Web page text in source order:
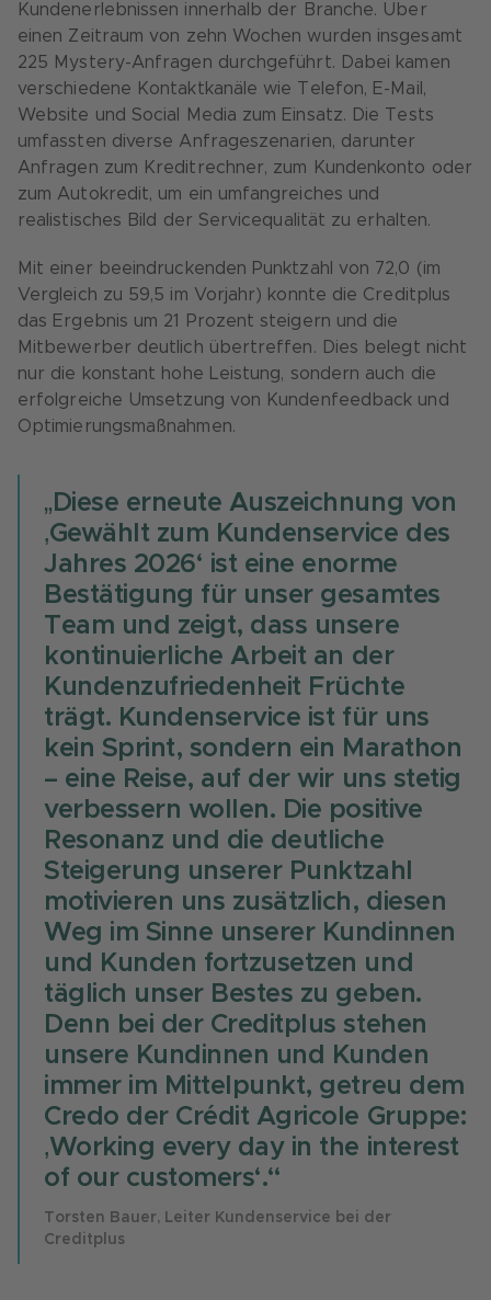
Kundenerlebnissen innerhalb der Branche. Über
einen Zeitraum von zehn Wochen wurden insgesamt
225 Mystery-Anfragen durchgeführt. Dabei kamen
verschiedene Kontaktkanäle wie Telefon, E-Mail,
Website und Social Media zum Einsatz. Die Tests
umfassten diverse Anfrageszenarien, darunter
Anfragen zum Kreditrechner, zum Kundenkonto oder
zum Autokredit, um ein umfangreiches und
realistisches Bild der Servicequalität zu erhalten.
Mit einer beeindruckenden Punktzahl von 72,0 (im
Vergleich zu 59,5 im Vorjahr) konnte die Creditplus
das Ergebnis um 21 Prozent steigern und die
Mitbewerber deutlich übertreffen. Dies belegt nicht
nur die konstant hohe Leistung, sondern auch die
erfolgreiche Umsetzung von Kundenfeedback und
Optimierungsmaßnahmen.
„Diese erneute Auszeichnung von
‚Gewählt zum Kundenservice des
Jahres 2026‘ ist eine enorme
Bestätigung für unser gesamtes
Team und zeigt, dass unsere
kontinuierliche Arbeit an der
Kundenzufriedenheit Früchte
trägt. Kundenservice ist für uns
kein Sprint, sondern ein Marathon
– eine Reise, auf der wir uns stetig
verbessern wollen. Die positive
Resonanz und die deutliche
Steigerung unserer Punktzahl
motivieren uns zusätzlich, diesen
Weg im Sinne unserer Kundinnen
und Kunden fortzusetzen und
täglich unser Bestes zu geben.
Denn bei der Creditplus stehen
unsere Kundinnen und Kunden
immer im Mittelpunkt, getreu dem
Credo der Crédit Agricole Gruppe:
‚Working every day in the interest
of our customers‘.“
Torsten Bauer, Leiter Kundenservice bei der
Creditplus